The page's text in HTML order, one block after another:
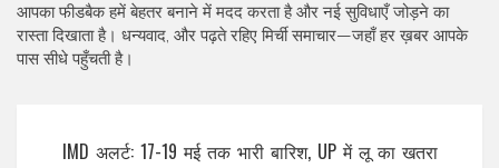
आपका फीडबैक हमें बेहतर बनाने में मदद करता है और नई सुविधाएँ जोड़ने का
रास्ता दिखाता है। धन्यवाद, और पढ़ते रहिए मिर्ची समाचार—जहाँ हर ख़बर आपके
पास सीधे पहुँचती है।
IMD अलर्ट: 17-19 मई तक भारी बारिश, UP में लू का खतरा